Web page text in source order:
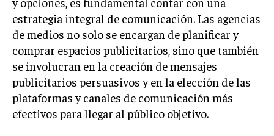
FINANZAS Y CONTABILIDAD
GESTIÓN DE RECURSOS FINANCIEROS
INVERSIONES Y MERCADOS FINANCIEROS
CONTABILIDAD EMPRESARIAL
ECONOMÍA EMPRESARIAL
estrategia integral de comunicación. Las agencias
de medios no solo se encargan de planificar y
comprar espacios publicitarios, sino que también
se involucran en la creación de mensajes
publicitarios persuasivos y en la elección de las
plataformas y canales de comunicación más
efectivos para llegar al público objetivo.